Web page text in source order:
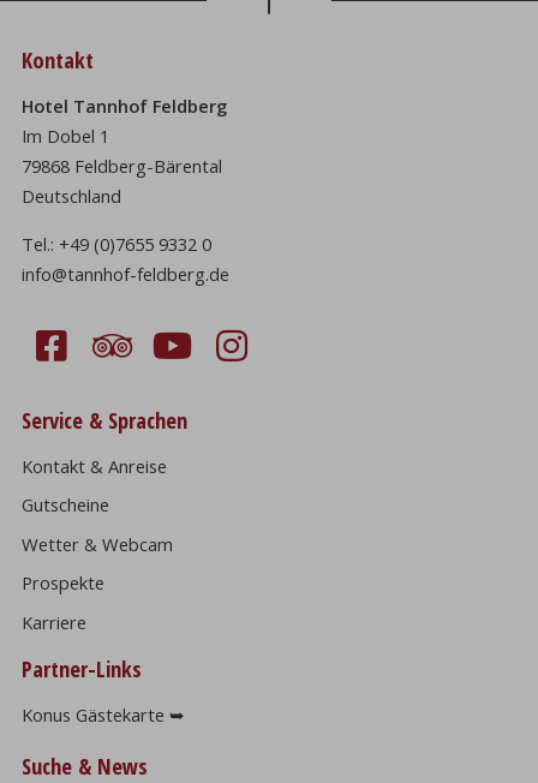
Kontakt
Hotel Tannhof Feldberg
Im Dobel 1
79868 Feldberg-Bärental
Deutschland
Tel.:+49 (0)7655 9332 0
info@tannhof-feldberg.de
Service & Sprachen
Kontakt & Anreise
Gutscheine
Wetter & Webcam
Prospekte
Karriere
Partner-Links
Konus Gästekarte ➥
Suche & News